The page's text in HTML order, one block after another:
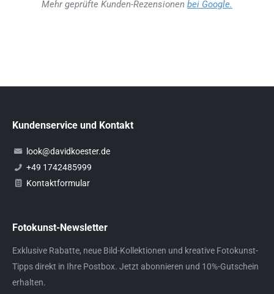
Mehr geprüfte Kunden-Rezensionen bei Google.
Kundenservice und Kontakt
look@davidkoester.de
+49 1742485999
Kontaktformular
Fotokunst-Newsletter
Exklusive Rabatte, neue Bild-Kollektionen und kreative Fotokunst-
Tipps direkt in Ihre Postbox. Jetzt abonnieren und 10%-Gutschein
erhalten.